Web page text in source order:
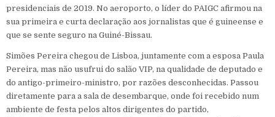
presidenciais de 2019. No aeroporto, o líder do PAIGC afirmou na
sua primeira e curta declaração aos jornalistas que é guineense e
que se sente seguro na Guiné-Bissau.
Simões Pereira chegou de Lisboa, juntamente com a esposa Paula
Pereira, mas não usufrui do salão VIP, na qualidade de deputado e
do antigo-primeiro-ministro, por razões desconhecidas. Passou
diretamente para a sala de desembarque, onde foi recebido num
ambiente de festa pelos altos dirigentes do partido,